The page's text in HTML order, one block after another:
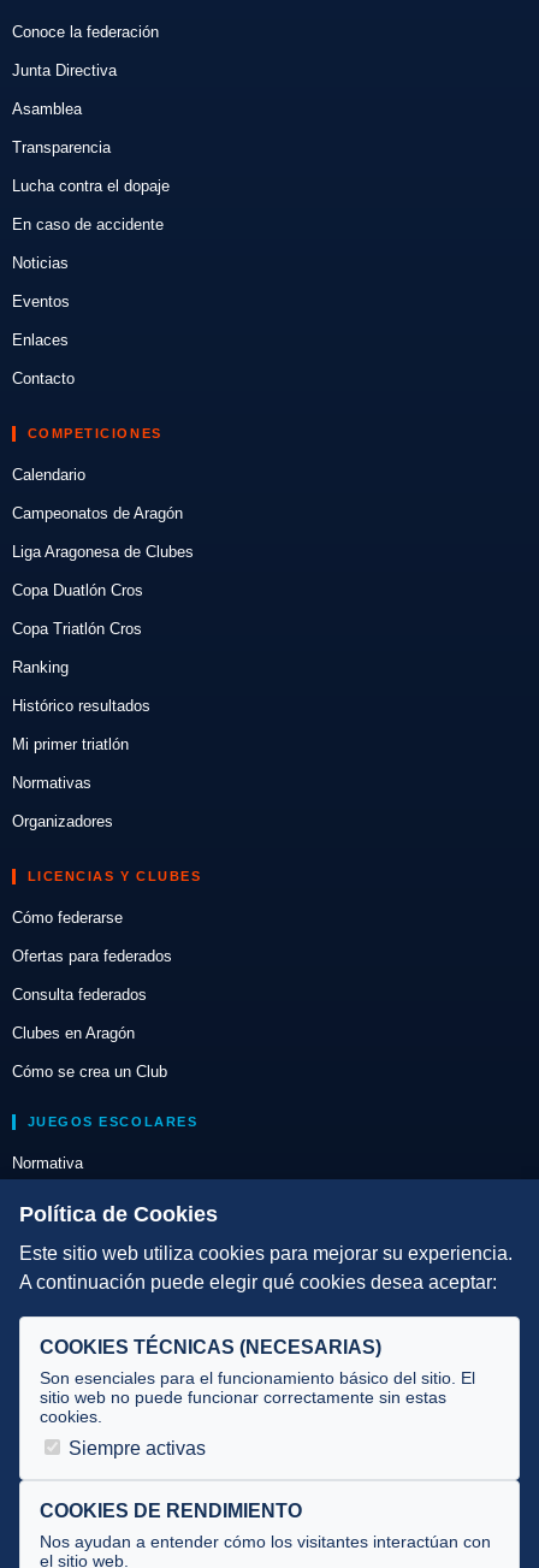
Conoce la federación
Junta Directiva
Asamblea
Transparencia
Lucha contra el dopaje
En caso de accidente
Noticias
Eventos
Enlaces
Contacto
COMPETICIONES
Calendario
Campeonatos de Aragón
Liga Aragonesa de Clubes
Copa Duatlón Cros
Copa Triatlón Cros
Ranking
Histórico resultados
Mi primer triatlón
Normativas
Organizadores
LICENCIAS Y CLUBES
Cómo federarse
Ofertas para federados
Consulta federados
Clubes en Aragón
Cómo se crea un Club
JUEGOS ESCOLARES
Normativa
Escuelas de Triatlón
DIRECCIÓN TÉCNICA
Selecciones
Tecnificación
JUECES Y OFICIALES
Documentos
Cursos
Política de Cookies
Este sitio web utiliza cookies para mejorar su experiencia.
A continuación puede elegir qué cookies desea aceptar:
COOKIES TÉCNICAS (NECESARIAS)
Son esenciales para el funcionamiento básico del sitio. El
sitio web no puede funcionar correctamente sin estas
cookies.
Siempre activas
COOKIES DE RENDIMIENTO
Nos ayudan a entender cómo los visitantes interactúan con
el sitio web.